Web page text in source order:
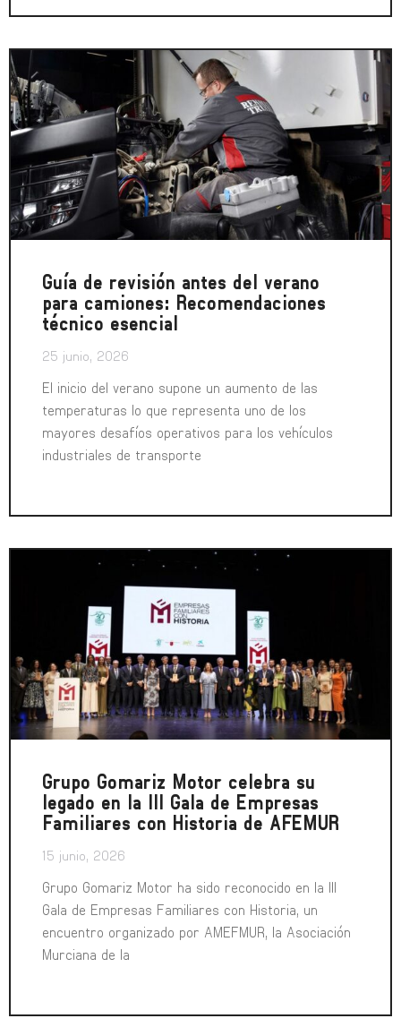
Guía de revisión antes del verano
para camiones: Recomendaciones
técnico esencial
25 junio, 2026
El inicio del verano supone un aumento de las
temperaturas lo que representa uno de los
mayores desafíos operativos para los vehículos
industriales de transporte
Grupo Gomariz Motor celebra su
legado en la III Gala de Empresas
Familiares con Historia de AFEMUR
15 junio, 2026
Grupo Gomariz Motor ha sido reconocido en la III
Gala de Empresas Familiares con Historia, un
encuentro organizado por AMEFMUR, la Asociación
Murciana de la